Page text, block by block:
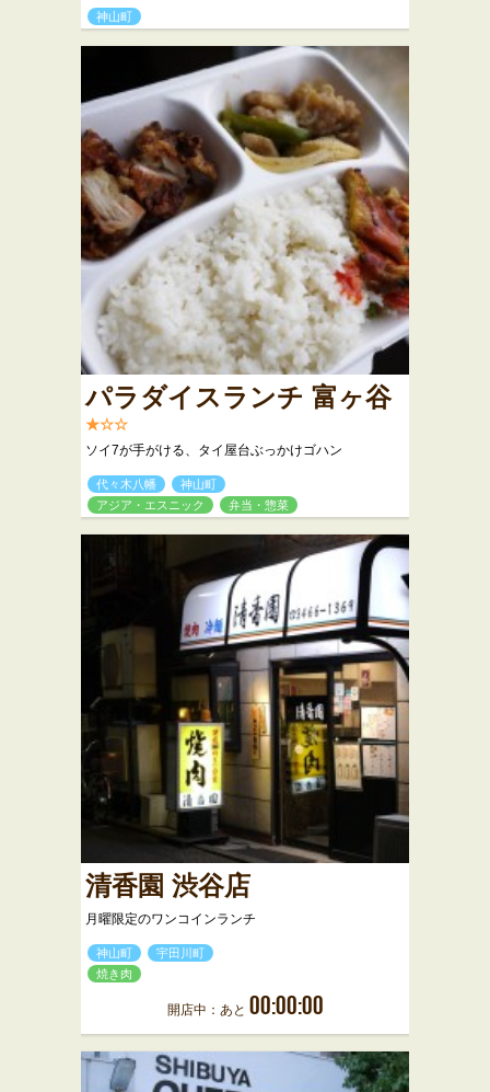
神山町
パラダイスランチ 富ヶ谷
★☆☆
ソイ7が手がける、タイ屋台ぶっかけゴハン
代々木八幡
神山町
アジア・エスニック
弁当・惣菜
清香園 渋谷店
月曜限定のワンコインランチ
神山町
宇田川町
焼き肉
開店中：あと 00:00:00